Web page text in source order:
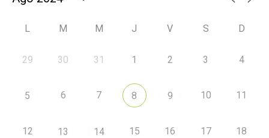
L M M J V S D
29 30 31 1 2 3 4
5 6 7 8 9 10 11
12 13 14 15 16 17 18